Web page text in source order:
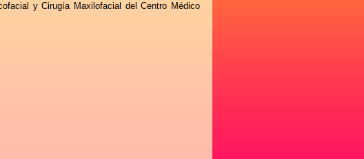
y Cirugía Maxilofacial del Centro Médico